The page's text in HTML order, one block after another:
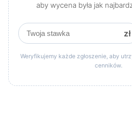
aby wycena była jak
zł
Weryfikujemy każde zgłoszenie, aby
cenników.